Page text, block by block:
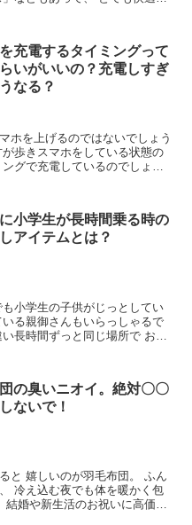
充電するタイミングって
いがいいの？充電しすぎ
なる？
ホを上げるのではないでしょう
小学生が長時間乗る時の
アイテムとは？
の臭いニオイ。絶対〇〇
ないで！
。 ふん
包